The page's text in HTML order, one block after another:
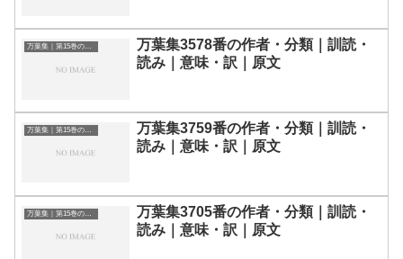
万葉集｜第15巻の和歌一覧
万葉集3578番の作者・分類｜訓読・
読み｜意味・訳｜原文
万葉集｜第15巻の和歌一覧
万葉集3759番の作者・分類｜訓読・
読み｜意味・訳｜原文
万葉集｜第15巻の和歌一覧
万葉集3705番の作者・分類｜訓読・
読み｜意味・訳｜原文